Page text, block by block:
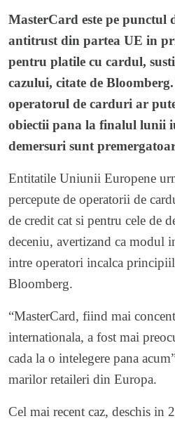
MasterCard este pe punctul
antitrust din partea UE in
pentru platile cu cardul,
cazului, citate de
operatorul de carduri ar
obiectii pana la finalul lunii
demersuri sunt
Entitatile Uniunii Europene
percepute de operatorii de
de credit cat si pentru cele de
deceniu, avertizand ca modul
intre operatori incalca
Bloomberg.
“MasterCard, fiind mai
internationala, a fost mai
cada la o intelegere pana
marilor retaileri din Europa.
Cel mai recent caz, deschis in